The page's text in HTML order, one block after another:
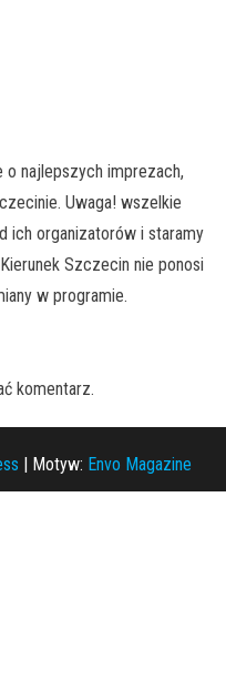
o najlepszych imprezach,
Uwaga! wszelkie
ich organizatorów i staramy
Szczecin nie ponosi
w programie.
komentarz.
Motyw: Envo Magazine